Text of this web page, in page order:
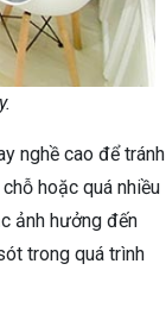
nghề cao để tránh
hoặc quá nhiều
ảnh hưởng đến
trong quá trình